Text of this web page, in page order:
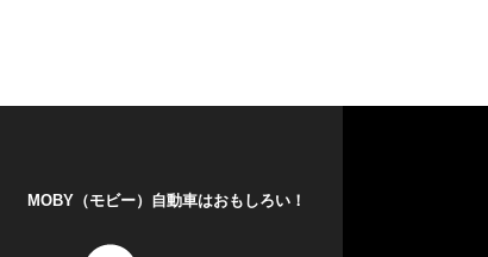
MOBY（モビー）自動車はおもしろい！